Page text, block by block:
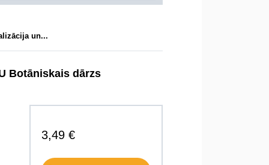
un...
Botāniskais dārzs
3,49 €